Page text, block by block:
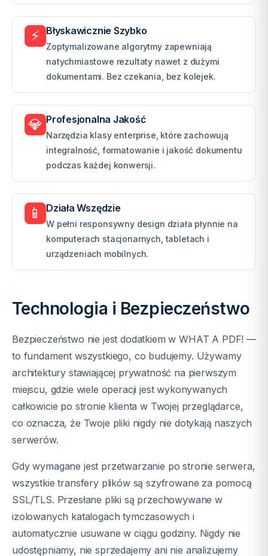
⚡ Błyskawicznie Szybko
Zoptymalizowane algorytmy zapewniają
natychmiastowe rezultaty nawet z dużymi
dokumentami. Bez czekania, bez kolejek.
💎 Profesjonalna Jakość
Narzędzia klasy enterprise, które zachowują
integralność, formatowanie i jakość dokumentu
podczas każdej konwersji.
📱 Działa Wszędzie
W pełni responsywny design działa płynnie na
komputerach stacjonarnych, tabletach i
urządzeniach mobilnych.
Technologia i Bezpieczeństwo
Bezpieczeństwo nie jest dodatkiem w WHAT A PDF! —
to fundament wszystkiego, co budujemy. Używamy
architektury stawiającej prywatność na pierwszym
miejscu, gdzie wiele operacji jest wykonywanych
całkowicie po stronie klienta w Twojej przeglądarce,
co oznacza, że Twoje pliki nigdy nie dotykają naszych
serwerów.
Gdy wymagane jest przetwarzanie po stronie serwera,
wszystkie transfery plików są szyfrowane za pomocą
SSL/TLS. Przesłane pliki są przechowywane w
izolowanych katalogach tymczasowych i
automatycznie usuwane w ciągu godziny. Nigdy nie
udostępniamy, nie sprzedajemy ani nie analizujemy